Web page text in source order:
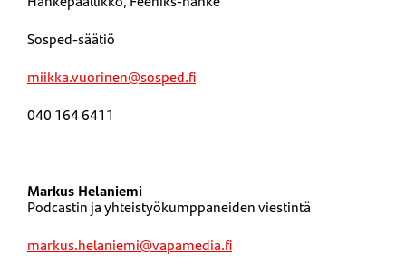
Sosped-säätiö
miikka.vuorinen@sosped.fi
040 164 6411
Markus Helaniemi
Podcastin ja yhteistyökumppaneiden viestintä
markus.helaniemi@vapamedia.fi